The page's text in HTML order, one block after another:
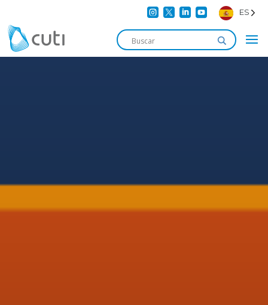
    ES